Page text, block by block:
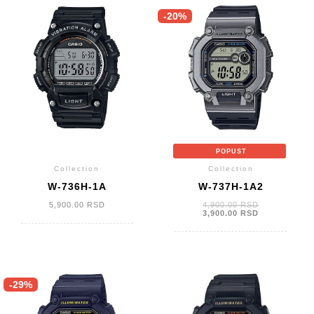
Collection
W-736H-1A
5,900.00 RSD
-20%
POPUST
Collection
W-737H-1A2
4,900.00RSDOriginalna
bila:
3,900.00 RSD
je:
-29%